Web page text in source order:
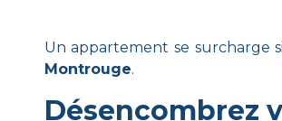
Un appartement se surcharge
Montrouge.
Désencombrez